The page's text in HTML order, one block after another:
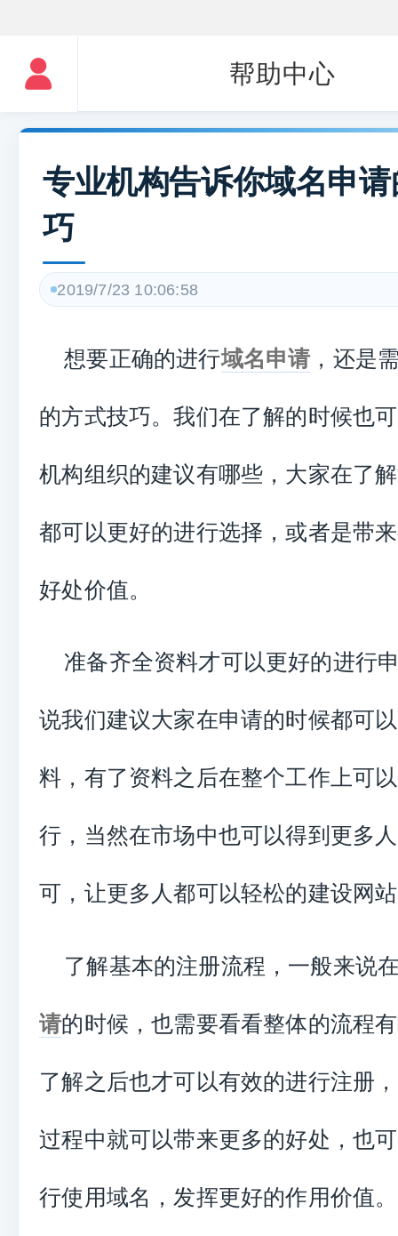
帮助中心
专业机构告诉你域名申
巧
2019/7/23 10:06:58
想要正确的进行域名申请，还是
的方式技巧。我们在了解的时候也
机构组织的建议有哪些，大家在了
都可以更好的进行选择，或者是带
好处价值。
准备齐全资料才可以更好的进行
说我们建议大家在申请的时候都可
料，有了资料之后在整个工作上可
行，当然在市场中也可以得到更多
可，让更多人都可以轻松的建设网
了解基本的注册流程，一般来说
请的时候，也需要看看整体的流程
了解之后也才可以有效的进行注册
过程中就可以带来更多的好处，也
行使用域名，发挥更好的作用价值。